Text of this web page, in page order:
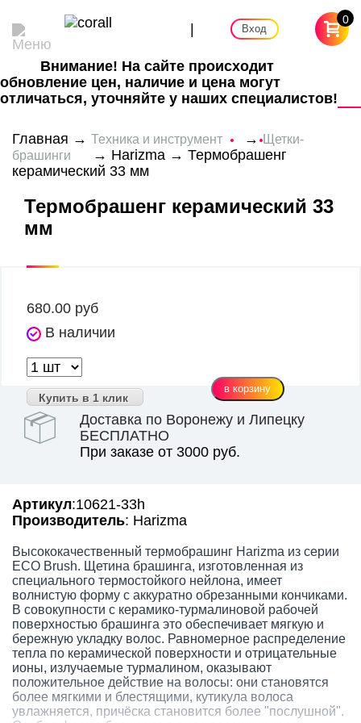
| Вход
0
Внимание! На сайте происходит
обновление цен, наличие и цена могут
отличаться, уточняйте у наших специалистов!
Главная → Техника и инструмент →Щетки-
брашинги
→ Harizma→ Термобрашенг
керамический 33 мм
Термобрашенг керамический 33
мм
680.00 руб
В наличии
Купить в 1 клик
Доставка по Воронежу и Липецку
БЕСПЛАТНО
При заказе от 3000 руб.
Артикул:10621-33h
Производитель: Harizma
Высококачественный термобрашинг Harizma из серии
ECO Brush. Щетина брашинга, изготовленная из
специального термостойкого нейлона, имеет
волнистую форму с аккуратно обрезанными кончиками.
В совокупности с керамико-турмалиновой рабочей
поверхностью брашинга это обеспечивает мягкую и
бережную укладку волос. Равномерное распределение
тепла по керамической поверхности и отрицательные
ионы, излучаемые турмалином, оказывают
положительное действие на волосы: они становятся
более мягкими и блестящими, кутикула волоса
увлажняется, причёска становится более "послушной".